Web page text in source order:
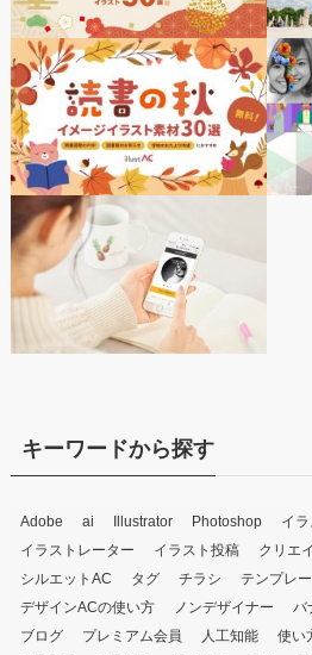
キーワードから探す
Adobe ai Illustrator Photoshop イラ
イラストレーター
イラスト投稿 クリエ
シルエットAC
タグ チラシ テンプレー
デザインACの使い方
ノンデザイナー バ
ブログ
プレミアム会員 人工知能 使い